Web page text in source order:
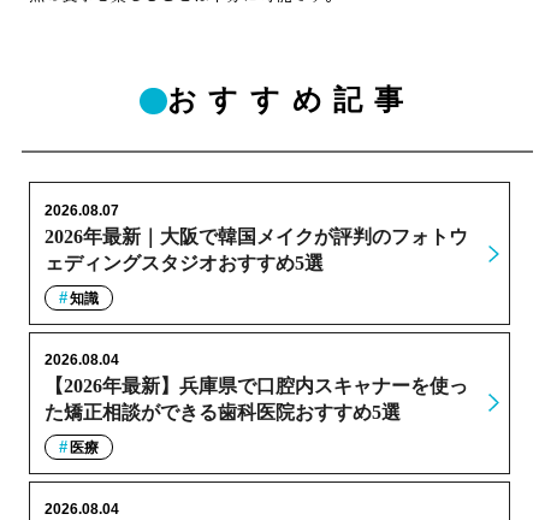
おすすめ記事
2026年最新｜大阪で韓国メイクが評判のフォトウ
ェディングスタジオおすすめ5選
2026.08.07
知識
【2026年最新】兵庫県で口腔内スキャナーを使っ
た矯正相談ができる歯科医院おすすめ5選
2026.08.04
医療
2026.08.04